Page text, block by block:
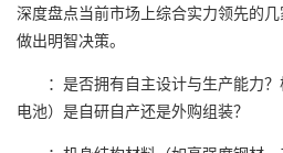
深度盘点当前市场上综合实力领先的几
做出明智决策。
：是否拥有自主设计与生产能力？
电池）是自研自产还是外购组装？